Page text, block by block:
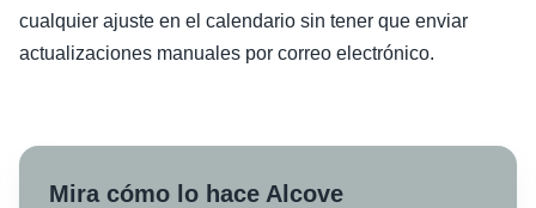
cualquier ajuste en el calendario sin tener que enviar
actualizaciones manuales por correo electrónico.
Mira cómo lo hace Alcove